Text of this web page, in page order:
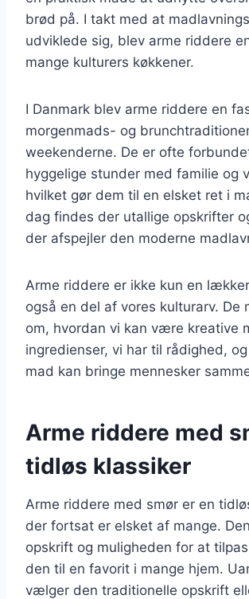
brød på. I takt med at
udviklede sig, blev arme riddere
mange kulturers køkkener.
I Danmark blev arme riddere en
morgenmads- og
weekenderne. De er ofte
hyggelige stunder med familie og
hvilket gør dem til en elsket ret i
dag findes der utallige opskrifter
der afspejler den moderne
Arme riddere er ikke kun en
også en del af vores kulturarv. De
om, hvordan vi kan være kreative
ingredienser, vi har til rådighed,
mad kan bringe mennesker
Arme riddere med
tidløs klassiker
Arme riddere med smør er en
der fortsat er elsket af mange.
opskrift og muligheden for at
den til en favorit i mange hjem.
vælger den traditionelle opskrift